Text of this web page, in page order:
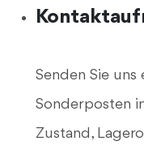
Senden Sie
Sonderposten
Zustand,